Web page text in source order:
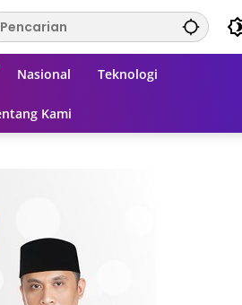
Nasional Teknologi
Kami